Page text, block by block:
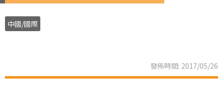
中國/國際
發佈時間: 2017/05/26